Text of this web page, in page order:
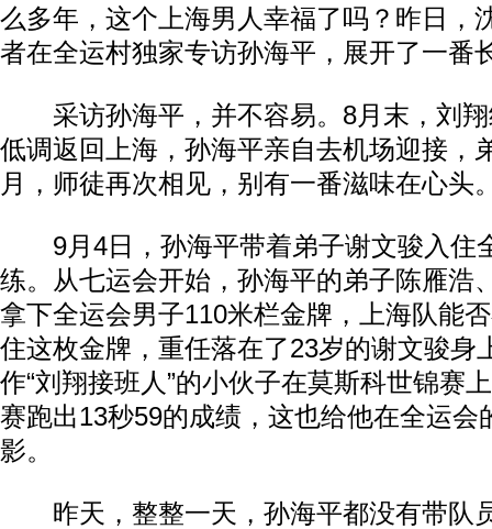
么多年，这个上海男人幸福了吗？昨日，
者在全运村独家专访孙海平，展开了一番
采访孙海平，并不容易。8月末，刘翔
低调返回上海，孙海平亲自去机场迎接，
月，师徒再次相见，别有一番滋味在心头
9月4日，孙海平带着弟子谢文骏入住
练。从七运会开始，孙海平的弟子陈雁浩
拿下全运会男子110米栏金牌，上海队能
住这枚金牌，重任落在了23岁的谢文骏身
作“刘翔接班人”的小伙子在莫斯科世锦赛
赛跑出13秒59的成绩，这也给他在全运会
影。
昨天，整整一天，孙海平都没有带队